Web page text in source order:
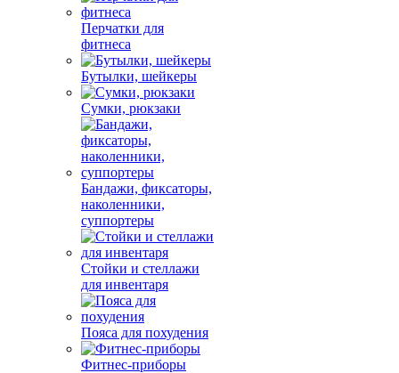
Перчатки для
фитнеса
Бутылки, шейкеры
Сумки, рюкзаки
Бандажи, фиксаторы,
наколенники,
суппортеры
Стойки и стеллажи
для инвентаря
Пояса для похудения
Фитнес-приборы